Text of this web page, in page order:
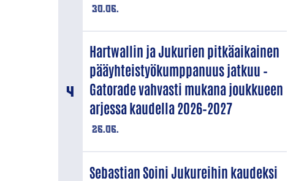
30.06.
26.06.
Hartwallin ja Jukurien pitkäaikainen
pääyhteistyökumppanuus jatkuu –
Gatorade vahvasti mukana joukkueen
arjessa kaudella 2026–2027
Sebastian Soini Jukureihin kaudeksi